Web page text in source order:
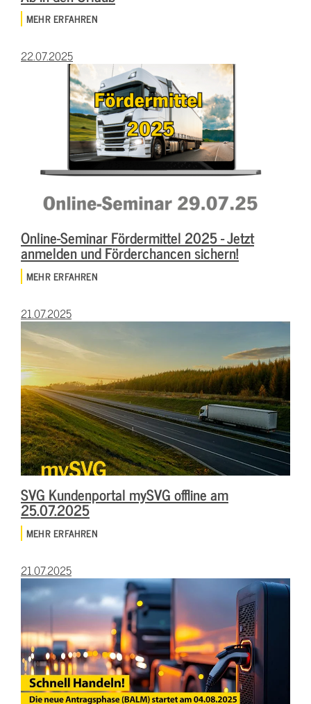
MEHR ERFAHREN
22.07.2025
Online-Seminar Fördermittel 2025 - Jetzt
anmelden und Förderchancen sichern!
MEHR ERFAHREN
21.07.2025
SVG Kundenportal mySVG offline am
25.07.2025
MEHR ERFAHREN
21.07.2025